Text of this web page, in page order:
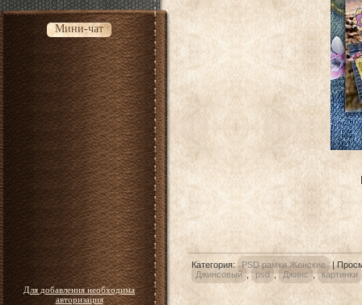
Мини-чат
Для добавления необходима
авторизация
Категория: PSD рамки Женские |
Джинсовый , psd , Джинс , картинки